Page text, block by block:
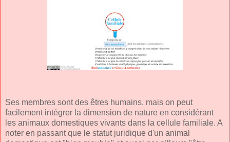
Ses membres sont des êtres humains, mais on peut
facilement intégrer la dimension de nature en considérant
les animaux domestiques vivants dans la cellule familiale. A
noter en passant que le statut juridique d'un animal